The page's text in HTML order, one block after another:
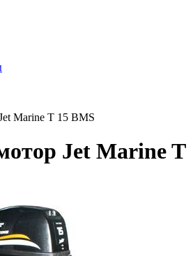
Marine T 15 BMS
Jet Marine T